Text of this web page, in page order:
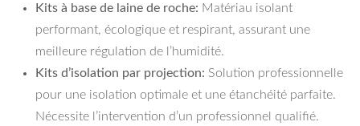
Kits à base de laine de roche: Matériau isolant
performant, écologique et respirant, assurant une
meilleure régulation de l’humidité.
Kits d’isolation par projection: Solution professionnelle
pour une isolation optimale et une étanchéité parfaite.
Nécessite l’intervention d’un professionnel qualifié.